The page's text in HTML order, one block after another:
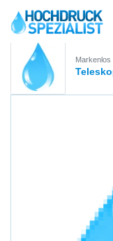
Markenlos